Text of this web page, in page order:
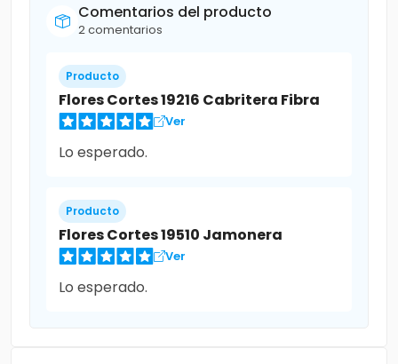
Comentarios del producto
2 comentarios
Producto
Flores Cortes 19216 Cabritera Fibra
Ver
Lo esperado.
Producto
Flores Cortes 19510 Jamonera
Ver
Lo esperado.